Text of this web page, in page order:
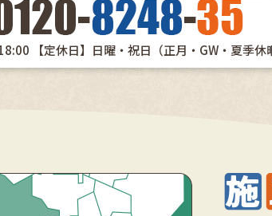
【定休日】日曜・祝日（正月・GW・夏季休